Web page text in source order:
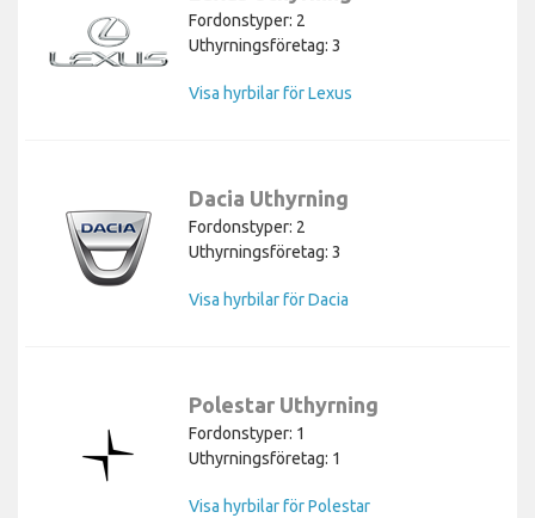
Fordonstyper: 2
Uthyrningsföretag: 3
Visa hyrbilar för Lexus
Dacia Uthyrning
Fordonstyper: 2
Uthyrningsföretag: 3
Visa hyrbilar för Dacia
Polestar Uthyrning
Fordonstyper: 1
Uthyrningsföretag: 1
Visa hyrbilar för Polestar